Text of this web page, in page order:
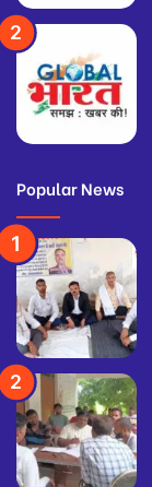
Popular News